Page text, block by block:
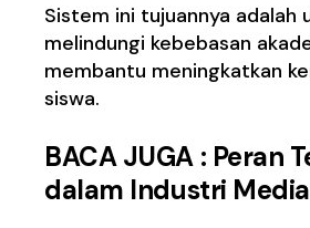
Sistem ini tujuannya adalah
melindungi kebebasan
membantu meningkatkan
siswa.
BACA JUGA : Peran
dalam Industri Media